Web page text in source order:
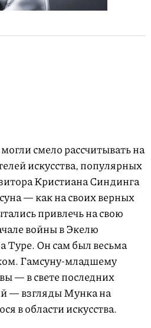
смело рассчитывать на
искусства, популярных
Кристиана Синдинга
— как на своих верных
привлечь на свою
войны в Экелю
Туре. Он сам был весьма
Гамсуну-младшему
— в свете последних
— взгляды Мунка на
в области искусства.